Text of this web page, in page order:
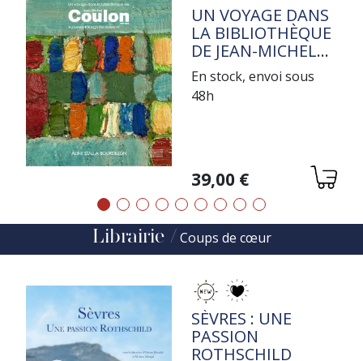
TITRE
UN VOYAGE DANS
LA BIBLIOTHÈQUE
DE JEAN-MICHEL
COULON
En stock, envoi sous
48h
Variations
39,00 €
Précédent
Suivant
Librairie Coups de cœur
TITRE
SÈVRES : UNE
PASSION
ROTHSCHILD